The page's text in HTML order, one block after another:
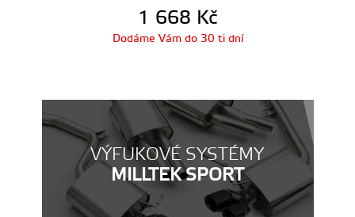
1 668 Kč
Dodáme Vám do 30 ti dní
VÝFUKOVÉ SYSTÉMY
MILLTEK SPORT